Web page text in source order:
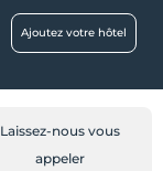
Ajoutez votre hôtel
Laissez-nous vous
appeler